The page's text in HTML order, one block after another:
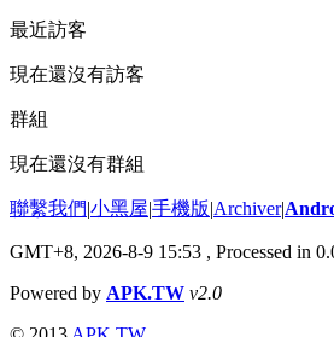
最近訪客
現在還沒有訪客
群組
現在還沒有群組
聯繫我們|小黑屋|手機版|Archiver|
GMT+8, 2026-8-9 15:53 , Processed in
Powered by APK.TW v2.0